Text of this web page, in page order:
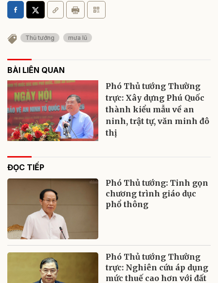
Thủ tướng mưa lũ
BÀI LIÊN QUAN
Phó Thủ tướng Thường
trực: Xây dựng Phú Quốc
thành kiểu mẫu về an
ninh, trật tự, văn minh đô
thị
ĐỌC TIẾP
Phó Thủ tướng: Tinh gọn
chương trình giáo dục
phổ thông
Phó Thủ tướng Thường
trực: Nghiên cứu áp dụng
mức thuế cao hơn với đất